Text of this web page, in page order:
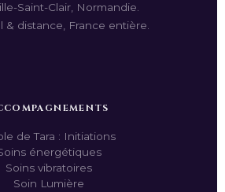
Saint-Clair, Normandie.
& distance, France entière.
de Tara : Initiations
énergétiques
Soins vibratoires
Soin Lumière